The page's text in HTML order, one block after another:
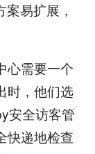
易扩展，
需要一个
时，他们选
安全访客管
快递地检查